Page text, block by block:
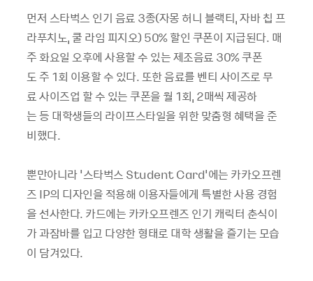
먼저 스타벅스 인기 음료 3종(자몽 허니 블랙티, 자바 칩 프
라푸치노, 쿨 라임 피지오) 50% 할인 쿠폰이 지급된다. 매
주 화요일 오후에 사용할 수 있는 제조음료 30% 쿠폰
도 주 1회 이용할 수 있다. 또한 음료를 벤티 사이즈로 무
료 사이즈업 할 수 있는 쿠폰을 월 1회, 2매씩 제공하
는 등 대학생들의 라이프스타일을 위한 맞춤형 혜택을 준
비했다.
뿐만아니라 '스타벅스 Student Card'에는 카카오프렌
즈 IP의 디자인을 적용해 이용자들에게 특별한 사용 경험
을 선사한다. 카드에는 카카오프렌즈 인기 캐릭터 춘식이
가 과잠바를 입고 다양한 형태로 대학 생활을 즐기는 모습
이 담겨있다.